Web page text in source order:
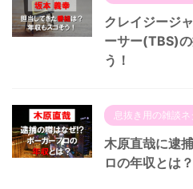
クレイジージ
ーサー(TBS)
う！
息抜き用の雑談ネ
木原直哉に逮
ロの年収とは？